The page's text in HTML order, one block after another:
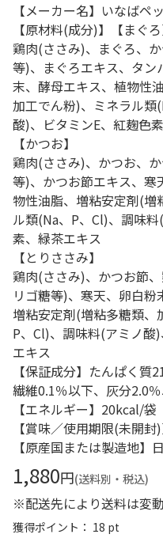
【メーカー名】いなばペ
【原材料(成分)】【まぐろ
鶏肉(ささみ)、まぐろ、
等)、まぐろエキス、タン
末、酵母エキス、植物性
加工でん粉)、ミネラル類
酸)、ビタミンE、紅麹色
【かつお】
鶏肉(ささみ)、かつお、
等)、かつお節エキス、寒
物性油脂、増粘安定剤(増
ル類(Na、P、Cl)、調味
素、緑茶エキス
【とりささみ】
鶏肉(ささみ)、かつお節
リゴ糖等)、寒天、卵白粉
増粘安定剤(増粘多糖類、
P、Cl)、調味料(アミノ酸
エキス
【保証成分】たんぱく質
繊維0.1％以下、灰分2.0
【エネルギー】20kcal/袋
【賞味／使用期限(未開封
【原産国または製造地】
1,880円(送料別・税込)
※配送先により送料は変動
獲得ポイント： 18 pt